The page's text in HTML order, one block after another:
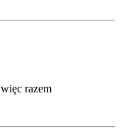
razem